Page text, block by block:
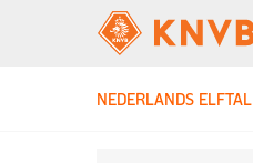
NEDERLANDS ELFTAL